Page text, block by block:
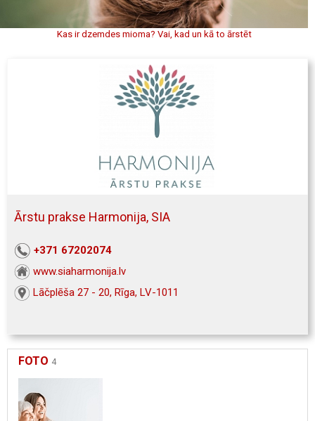
Kas ir dzemdes mioma? Vai, kad un kā to ārstēt
Ārstu prakse Harmonija, SIA
+371 67202074
www.siaharmonija.lv
Lāčplēša 27 - 20, Rīga, LV-1011
FOTO 4